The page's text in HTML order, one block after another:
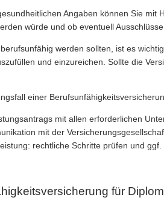
Angaben können Sie
würde und ob eventuell
werden sollten, ist es
und einzureichen. Sollte die
einer
mit allen erforderlichen
mit der
rechtliche Schritte prüfen und
für